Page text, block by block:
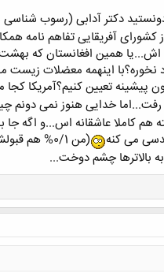
تا باز شود...
دکتر آدابی (رسوب شناسی
آفریقایی تفاهم نامه
همین افغانستان که
اینهمه معضلات
تعیین کنیم؟آمریکا کجا
خدایی هنوز نمی دونم
عاشقانه اس...و اگه جا
می کنه
(من 0/1%
بالاترها چشم دوخت...